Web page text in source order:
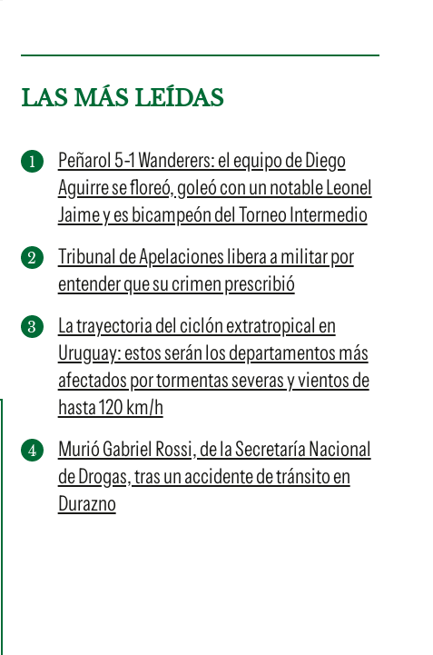
LAS MÁS LEÍDAS
Peñarol 5-1 Wanderers: el equipo de Diego
Aguirre se floreó, goleó con un notable Leonel
Jaime y es bicampeón del Torneo Intermedio
Tribunal de Apelaciones libera a militar por
entender que su crimen prescribió
La trayectoria del ciclón extratropical en
Uruguay: estos serán los departamentos más
afectados por tormentas severas y vientos de
hasta 120 km/h
Murió Gabriel Rossi, de la Secretaría Nacional
de Drogas, tras un accidente de tránsito en
Durazno